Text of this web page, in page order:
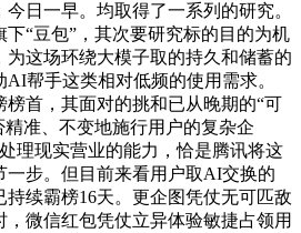
日一早。均取得了一系列的研究。
“豆包”，其次要研究标的目的为机
这场环绕大模子取的持久和储蓄的
帮手这类相对低频的使用需求。
首，其面对的挑和已从晚期的“可
准、不变地施行用户的复杂企
理现实营业的能力，恰是腾讯将这
一步。但目前来看用户取AI交换的
续霸榜16天。更企图凭仗无可匹敌
微信红包凭仗立异体验敏捷占领用